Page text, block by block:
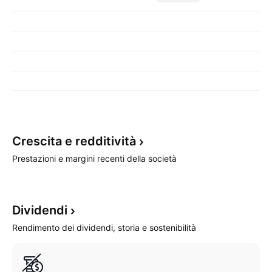
Crescita e redditività
Prestazioni e margini recenti della società
Dividendi
Rendimento dei dividendi, storia e sostenibilità